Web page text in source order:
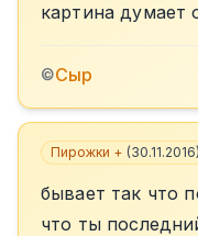
картина думает
©Сыр
Пирожки + (30.11.2016)
бывает так что
что ты